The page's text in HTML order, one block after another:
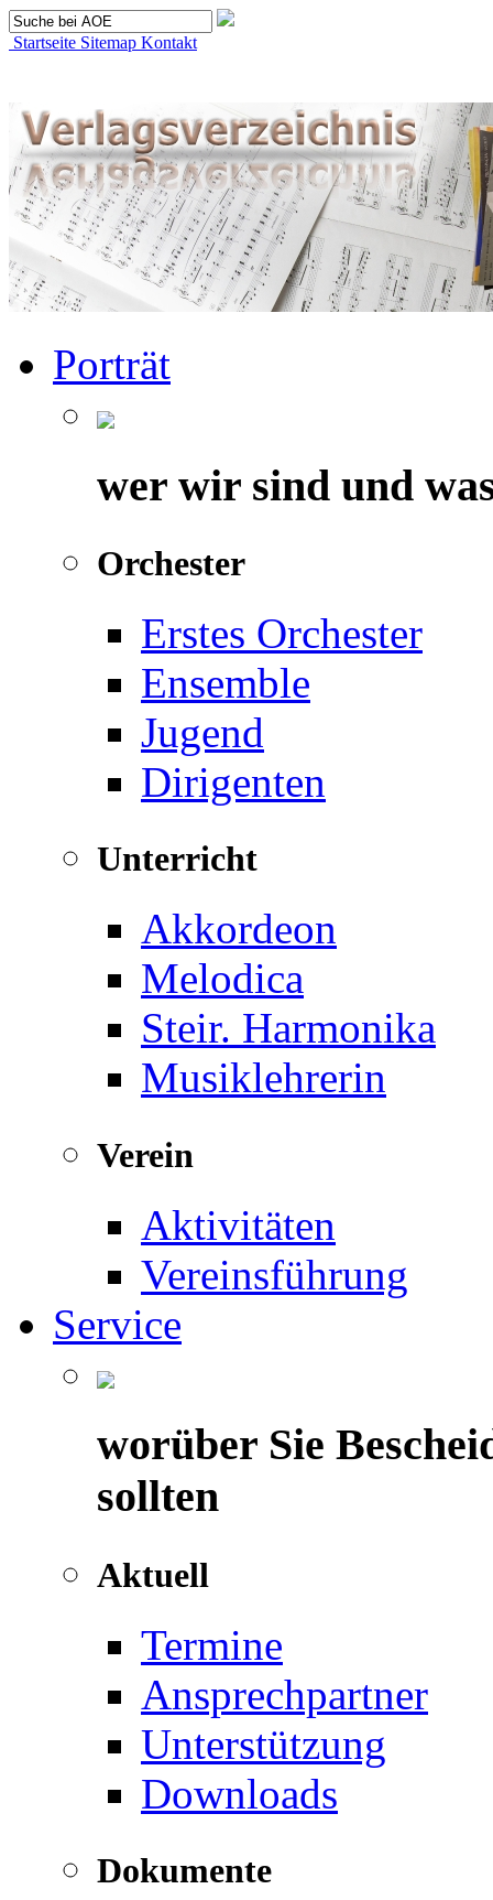
Startseite Sitemap Kontakt
Porträt
wer wir sind und
Orchester
Erstes Orchester
Ensemble
Jugend
Dirigenten
Unterricht
Akkordeon
Melodica
Steir. Harmonika
Musiklehrerin
Verein
Aktivitäten
Vereinsführung
Service
worüber Sie
sollten
Aktuell
Termine
Ansprechpartner
Unterstützung
Downloads
Dokumente